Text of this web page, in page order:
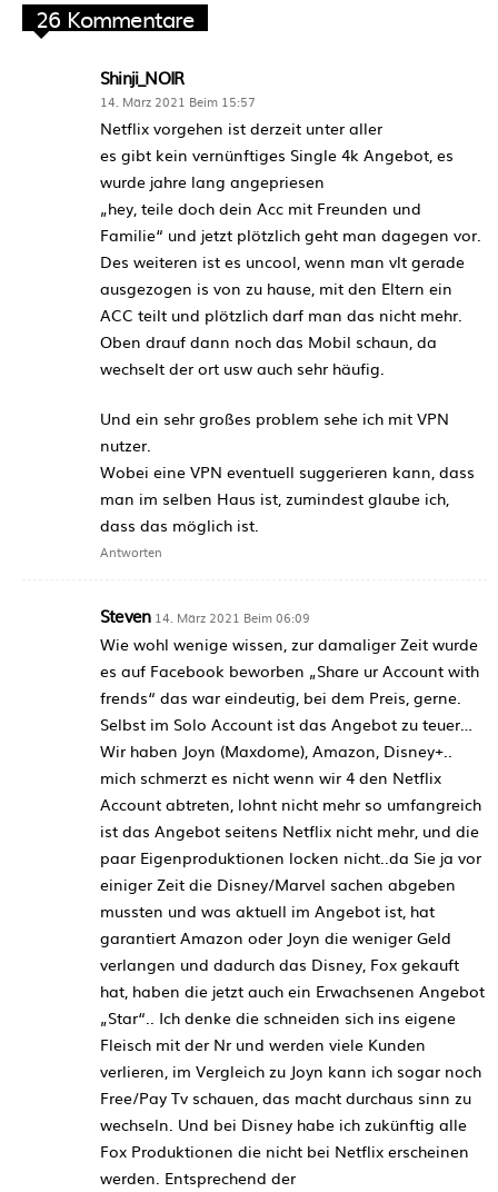
26 Kommentare
Shinji_NOIR
14. März 2021 Beim 15:57
Netflix vorgehen ist derzeit unter aller
es gibt kein vernünftiges Single 4k Angebot, es
wurde jahre lang angepriesen
„hey, teile doch dein Acc mit Freunden und
Familie“ und jetzt plötzlich geht man dagegen vor.
Des weiteren ist es uncool, wenn man vlt gerade
ausgezogen is von zu hause, mit den Eltern ein
ACC teilt und plötzlich darf man das nicht mehr.
Oben drauf dann noch das Mobil schaun, da
wechselt der ort usw auch sehr häufig.
Und ein sehr großes problem sehe ich mit VPN
nutzer.
Wobei eine VPN eventuell suggerieren kann, dass
man im selben Haus ist, zumindest glaube ich,
dass das möglich ist.
Antworten
Steven 14. März 2021 Beim 06:09
Wie wohl wenige wissen, zur damaliger Zeit wurde
es auf Facebook beworben „Share ur Account with
frends“ das war eindeutig, bei dem Preis, gerne.
Selbst im Solo Account ist das Angebot zu teuer…
Wir haben Joyn (Maxdome), Amazon, Disney+..
mich schmerzt es nicht wenn wir 4 den Netflix
Account abtreten, lohnt nicht mehr so umfangreich
ist das Angebot seitens Netflix nicht mehr, und die
paar Eigenproduktionen locken nicht..da Sie ja vor
einiger Zeit die Disney/Marvel sachen abgeben
mussten und was aktuell im Angebot ist, hat
garantiert Amazon oder Joyn die weniger Geld
verlangen und dadurch das Disney, Fox gekauft
hat, haben die jetzt auch ein Erwachsenen Angebot
„Star“.. Ich denke die schneiden sich ins eigene
Fleisch mit der Nr und werden viele Kunden
verlieren, im Vergleich zu Joyn kann ich sogar noch
Free/Pay Tv schauen, das macht durchaus sinn zu
wechseln. Und bei Disney habe ich zukünftig alle
Fox Produktionen die nicht bei Netflix erscheinen
werden. Entsprechend der